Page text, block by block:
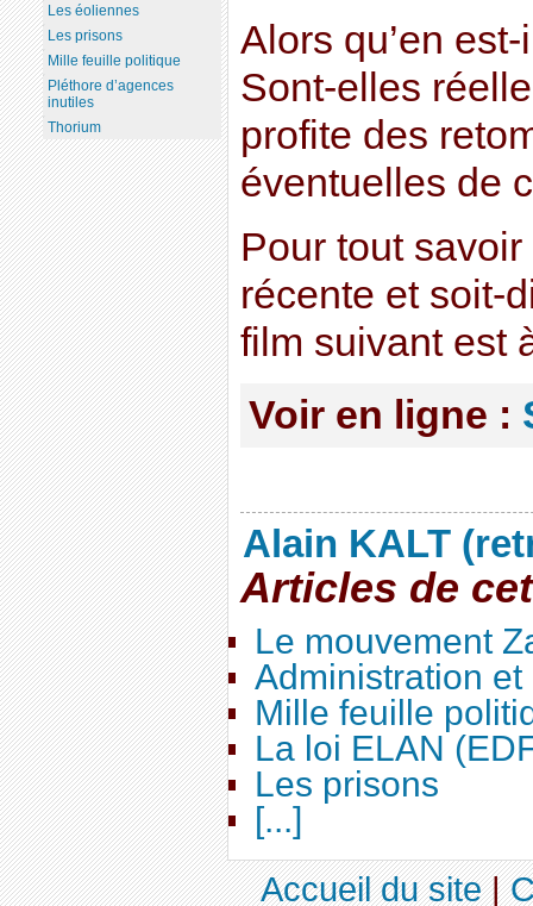
Alors qu’en
Sont-elles
profite des
éventuelles de
Pour tout
récente et soit-
film suivant est
Voir en ligne :
Alain KALT
Articles de
Le mouvement
Administration
Mille feuille
La loi ELAN
Les prisons
[...]
Les éoliennes
Les prisons
Mille feuille politique
Pléthore d’agences
inutiles
Thorium
Accueil du site|